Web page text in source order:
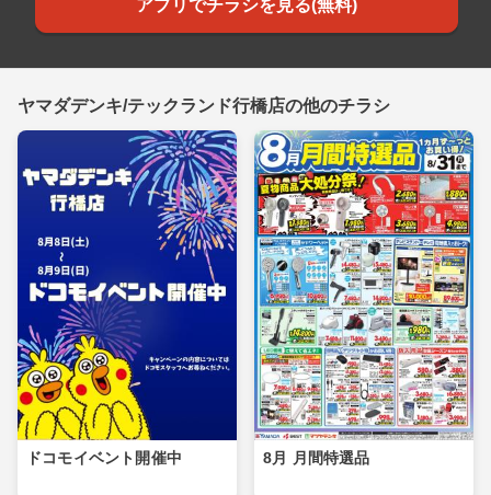
アプリでチラシを見る(無料)
ヤマダデンキ/テックランド行橋店の他のチラシ
ドコモイベント開催中 8月 月間特選品